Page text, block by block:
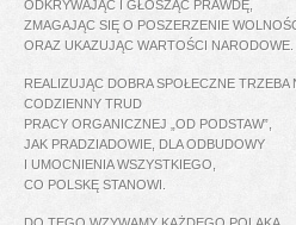
ODKRYWAJĄC I GŁOSZĄC PRAWDĘ,
ZMAGAJĄC SIĘ O POSZERZENIE
ORAZ UKAZUJĄC WARTOŚCI NARODOWE.
REALIZUJĄC DOBRA SPOŁECZNE TRZEBA
CODZIENNY TRUD
PRACY ORGANICZNEJ „OD PODSTAW”,
JAK PRADZIADOWIE, DLA ODBUDOWY
I UMOCNIENIA WSZYSTKIEGO,
CO POLSKĘ STANOWI.